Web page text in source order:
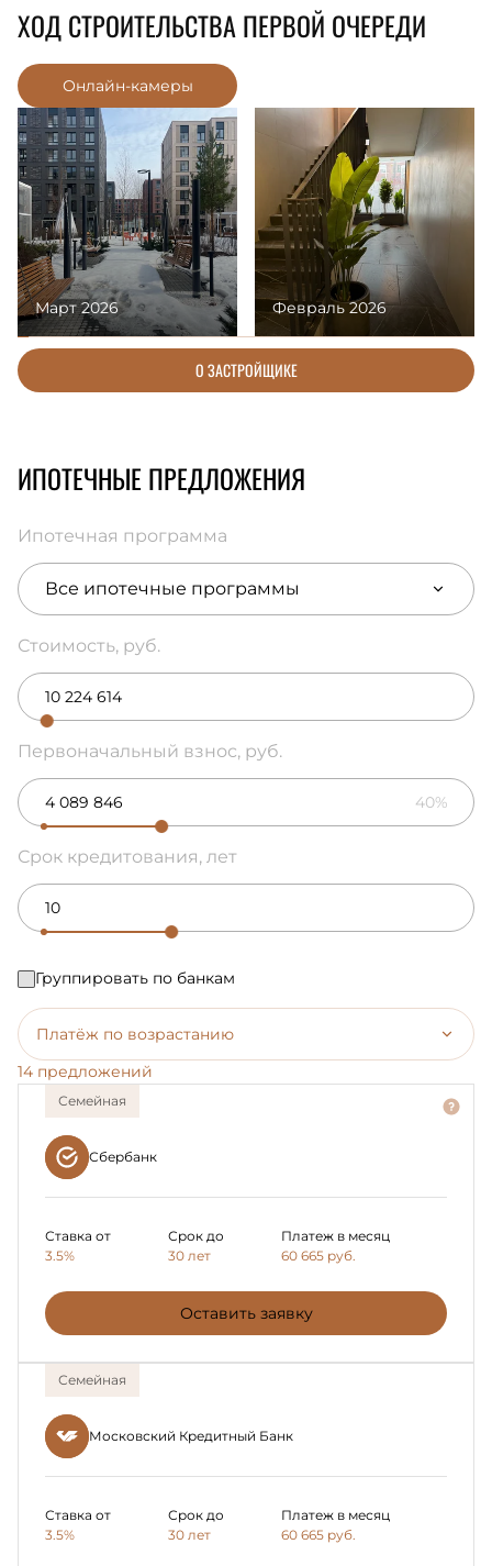
ХОД СТРОИТЕЛЬСТВА ПЕРВОЙ ОЧЕРЕДИ
Онлайн-камеры
Март 2026 Февраль 2026
О ЗАСТРОЙЩИКЕ
ИПОТЕЧНЫЕ ПРЕДЛОЖЕНИЯ
Ипотечная программа
Все ипотечные программы
Стоимость, руб.
Первоначальный взнос, руб.
40%
Срок кредитования, лет
Группировать по банкам
Платёж по возрастанию
14 предложений
Семейная
Сбербанк
Ставка от
3.5%
Срок до
30 лет
Платеж в месяц
60 665 руб.
Оставить заявку
Семейная
Московский Кредитный Банк
Ставка от
3.5%
Срок до
30 лет
Платеж в месяц
60 665 руб.